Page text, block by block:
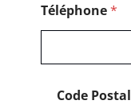
Téléphone*
Code Postal